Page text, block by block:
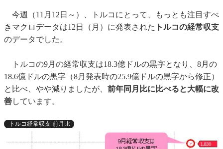
今週（11月12日～）、トルコにとって、もっとも注目すべ
きマクロデータは12日（月）に発表された トルコの経常収支
のデータでした。
トルコの9月の経常収支は18.3億ドルの黒字となり、8月の
18.6億ドルの黒字（8月発表時の25.9億ドルの黒字から修正）
と比べ、やや減りましたが、 前年同月比に比べると大幅に改
善しています。
トルコ経常収支 前月比